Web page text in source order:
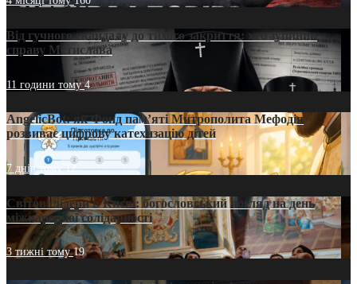
Від гучного скандалу до тихого закриття: хто зупинив
справу Мстислава
11 години тому4
AngelicBot: як Фонд пам’яті Митрополита Мефодія
розвиває цифрову катехизацію дітей
7 днів тому12
Світові лідери в Києві: богословський погляд на день
міжнародної солідарності
3 тижні тому19